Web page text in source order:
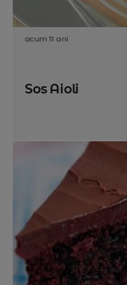
acum 11 ani
Sos Aioli